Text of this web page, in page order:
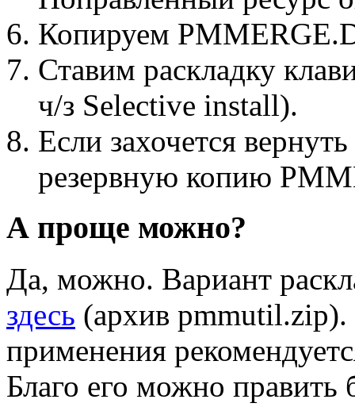
Копируем
Ставим раскладку
ч/з Selective install).
Если захочется
резервную копию
А проще можно?
Да, можно. Вариант
здесь (архив
применения
Благо его можно